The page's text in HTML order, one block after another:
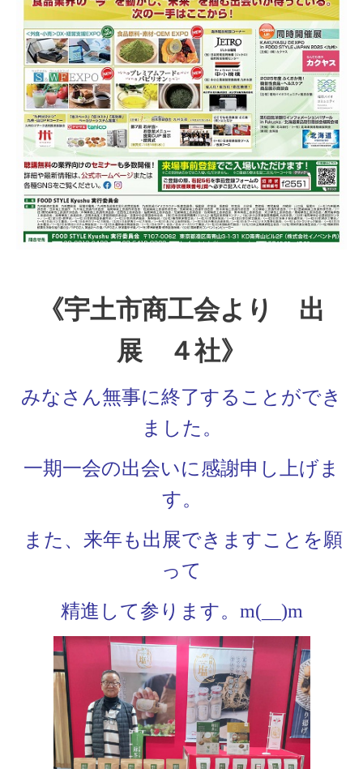
《宇土市商工会より 出
展 ４社》
みなさん無事に終了することができ
ました。
一期一会の出会いに感謝申し上げま
す。
また、来年も出展できますことを願
って
精進して参ります。m(__)m